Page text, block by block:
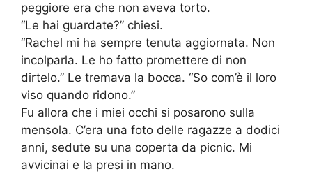
peggiore era che non aveva torto.
“Le hai guardate?” chiesi.
“Rachel mi ha sempre tenuta aggiornata. Non
incolparla. Le ho fatto promettere di non
dirtelo.” Le tremava la bocca. “So com’è il loro
viso quando ridono.”
Fu allora che i miei occhi si posarono sulla
mensola. C’era una foto delle ragazze a dodici
anni, sedute su una coperta da picnic. Mi
avvicinai e la presi in mano.